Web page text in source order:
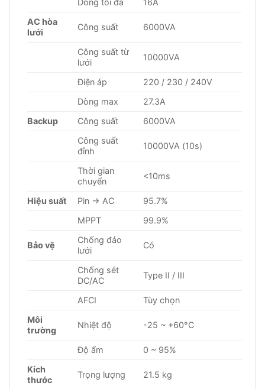
Dòng tối đa
16A
AC hòa
lưới
Công suất 6000VA
Công suất từ
lưới
10000VA
Điện áp
220 / 230 / 240V
Dòng max
27.3A
Backup
Công suất
6000VA
Công suất
đỉnh
10000VA (10s)
Thời gian
chuyển
<10ms
Hiệu suất Pin → AC
95.7%
MPPT
99.9%
Bảo vệ
Chống đảo
lưới
Có
Chống sét
DC/AC
Type II / III
AFCI
Tùy chọn
Môi
trường
Nhiệt độ -25 ~ +60°C
Độ ẩm
0 ~ 95%
Kích
thước
Trọng lượng 21.5 kg